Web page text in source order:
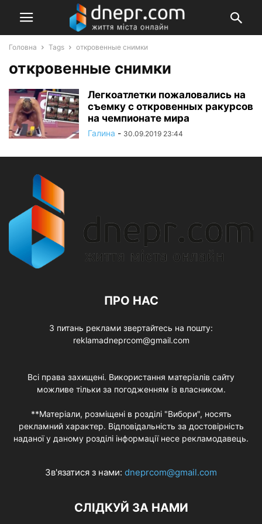
Головна Tags откровенные снимки
откровенные снимки
Легкоатлетки пожаловались на
съемку с откровенных ракурсов
на чемпионате мира
Галина - 30.09.2019 23:44
ПРО НАС
З питань реклами звертайтесь на пошту:
reklamadneprcom@gmail.com
Всі права захищені. Використання матеріалів сайту
можливе тільки за погодженням із власником.
**Матеріали, розміщені в розділі "Вибори", носять
рекламний характер. Відповідальність за достовірність
наданої у даному розділі інформації несе рекламодавець.
Зв'язатися з нами: dneprcom@gmail.com
СЛІДКУЙ ЗА НАМИ